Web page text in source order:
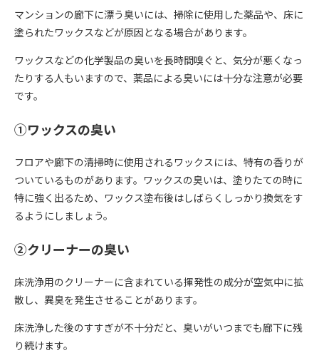
マンションの廊下に漂う臭いには、掃除に使用した薬品や、床に
塗られたワックスなどが原因となる場合があります。
ワックスなどの化学製品の臭いを長時間嗅ぐと、気分が悪くなっ
たりする人もいますので、薬品による臭いには十分な注意が必要
です。
①ワックスの臭い
フロアや廊下の清掃時に使用されるワックスには、特有の香りが
ついているものがあります。ワックスの臭いは、塗りたての時に
特に強く出るため、ワックス塗布後はしばらくしっかり換気をす
るようにしましょう。
②クリーナーの臭い
床洗浄用のクリーナーに含まれている揮発性の成分が空気中に拡
散し、異臭を発生させることがあります。
床洗浄した後のすすぎが不十分だと、臭いがいつまでも廊下に残
り続けます。